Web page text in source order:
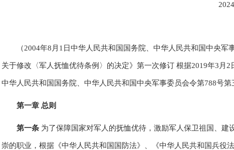
2024
（2004年8 月 1 日中华人民共和国国务院、中华人民共和国中央军
关于修改〈军人抚恤优待条例〉的决定》第一次修订 根据2019年3 月 2
中华人民共和国国务院、中华人民共和国中央军事委员会令第788号第
第一章 总则
第一条 为了保障国家对军人的抚恤优待，激励军人保卫祖国、
崇的职业，根据《中华人民共和国国防法》、《中华人民共和国兵役